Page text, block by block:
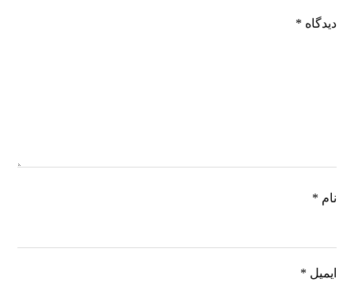
دیدگاه *
نام *
ایمیل *